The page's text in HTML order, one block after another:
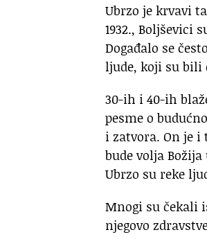
Ubrzo je krvavi
1932., Boljševici
Događalo se
ljude, koji su bili
30-ih i 40-ih
pesme o
i zatvora. On je i
bude volja
Ubrzo su reke
Mnogi su čekali
njegovo